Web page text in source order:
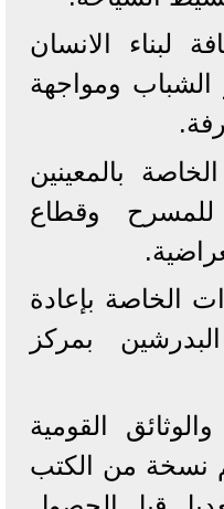
لبناء الانسان
ومواجهة
بالمعينين
وقطاع
الخاصة بإعادة
بمركز
القومية
نسخة من الكتب